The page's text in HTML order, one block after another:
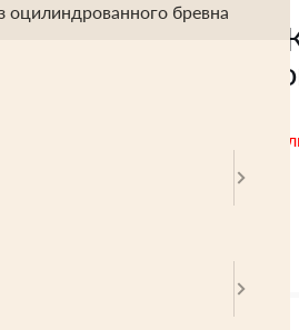
Проект
В данный момент
бревна